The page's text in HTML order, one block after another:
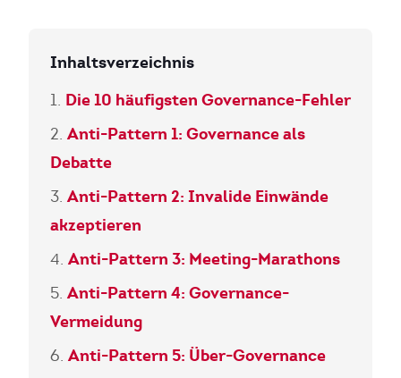
Inhaltsverzeichnis
Die 10 häufigsten Governance-Fehler
Anti-Pattern 1: Governance als
Debatte
Anti-Pattern 2: Invalide Einwände
akzeptieren
Anti-Pattern 3: Meeting-Marathons
Anti-Pattern 4: Governance-
Vermeidung
Anti-Pattern 5: Über-Governance